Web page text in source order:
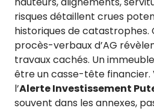
risques détaillent crues
historiques de catastrophes.
procès-verbaux d’AG
travaux cachés. Un
être un casse-tête financier.
l’Alerte Investissement
souvent dans les annexes,